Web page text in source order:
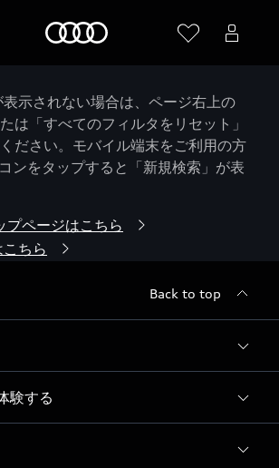
示されない場合は、ページ右上の
は「すべてのフィルタをリセット」
ださい。モバイル端末をご利用の方
ンをタップすると「新規検索」が表
ページはこちら
ちら
Back to top
験する